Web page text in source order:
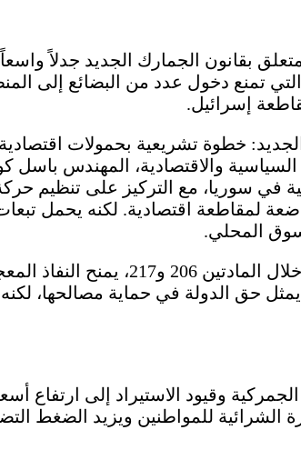
الرئاسي رقم (109) المتعلق بقانون الجمارك
تمنع دخول عدد من البضائع إلى
إسرائيل.
خطوة تشريعية بحمولات
والاقتصادية، المهندس
في سوريا، مع التركيز على تنظيم
لمقاطعة اقتصادية. لكنه يحمل
المحلي.
وأشار كويفي إلى أن المرسوم، من خلال
حق الدولة في حماية مصالحها،
وقيود الاستيراد إلى ارتفاع
الشرائية للمواطنين ويزيد الضغط